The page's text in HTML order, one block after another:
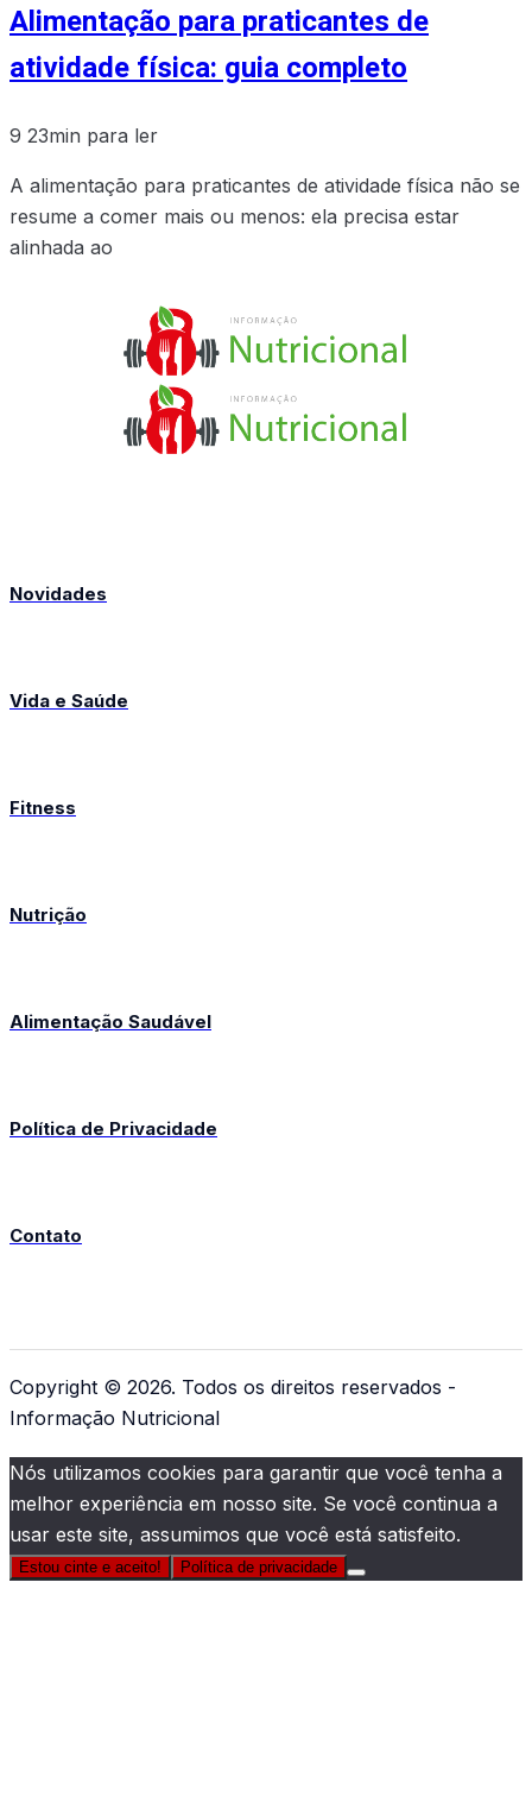
Alimentação para praticantes de
atividade física: guia completo
9 23min para ler
A alimentação para praticantes de atividade física não se
resume a comer mais ou menos: ela precisa estar
alinhada ao
Novidades
Vida e Saúde
Fitness
Nutrição
Alimentação Saudável
Política de Privacidade
Contato
Copyright © 2026. Todos os direitos reservados -
Informação Nutricional
Nós utilizamos cookies para garantir que você tenha a
melhor experiência em nosso site. Se você continua a
usar este site, assumimos que você está satisfeito.
Estou cinte e aceito! Política de privacidade